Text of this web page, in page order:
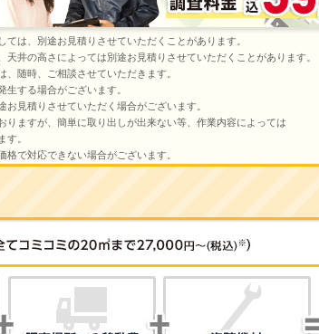
は、別途お見積りさせていただくことがあります。
井の高さによっては別途お見積りさせていただくことがあります。
随時、ご相談させていただきます。
する場合がございます。
見積りさせていただく場合がございます。
ますが、簡単に取り出しが出来ない等、作業内容によっては
す。
で対応できない場合がございます。